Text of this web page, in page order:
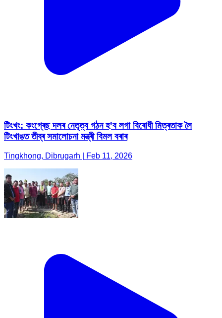
টিংখং: কংগ্ৰেছ দলৰ নেতৃত্ব গঠন হ'ব লগা বিৰোধী মিত্ৰতাক লৈ
টিংখাঙত তীব্ৰ সমালোচনা মন্ত্ৰী বিমল বৰাৰ
Tingkhong, Dibrugarh | Feb 11, 2026